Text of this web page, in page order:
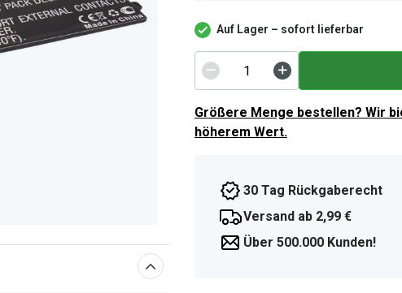
Auf Lager – sofort lieferbar
Größere Menge bestellen? Wir
höherem Wert.
30 Tag Rückgaberecht
Versand ab 2,99 €
Über 500.000 Kunden!